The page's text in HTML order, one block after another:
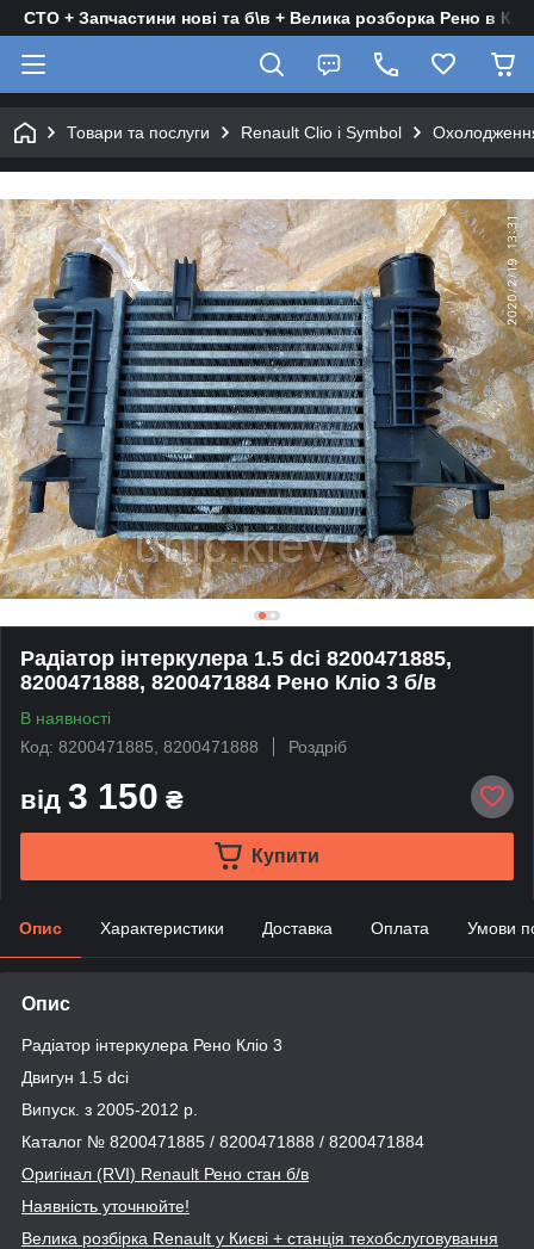
СТО + Запчастини нові та б\в + Велика розборка Рено в
Товари та послуги Renault Clio і Symbol
Радіатор інтеркулера 1.5 dсi 8200471885,
8200471888, 8200471884 Рено Кліо 3 б/в
В наявності
Код: 8200471885, 8200471888
Роздріб
від 3 150 ₴
Купити
Опис Характеристики Доставка Оплата Умови
Опис
Радіатор інтеркулера Рено Кліо 3
Двигун 1.5 dсi
Випуск. з 2005-2012 р.
Каталог № 8200471885 / 8200471888 / 8200471884
Оригінал (RVI) Renault Рено стан б/в
Наявність уточнюйте!
Велика розбірка Renault у Києві + станція техобслуговування